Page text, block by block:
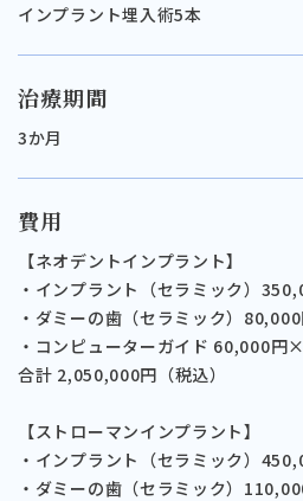
インプラント埋入術5本
治療期間
3か月
費用
【ネオデントインプラント】
・インプラント（セラミック）
・ダミーの歯（セラミック）
・コンピューターガイド 60,000
合計 2,050,000円（税込）
【ストローマンインプラント】
・インプラント（セラミック）
・ダミーの歯（セラミック）